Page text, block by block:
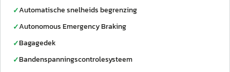
✓Automatische snelheids begrenzing
✓Autonomous Emergency Braking
✓Bagagedek
✓Bandenspanningscontrolesysteem